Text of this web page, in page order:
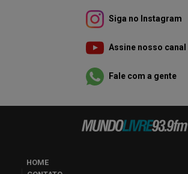
Siga no Instagram
Assine nosso canal
Fale com a gente
HOME